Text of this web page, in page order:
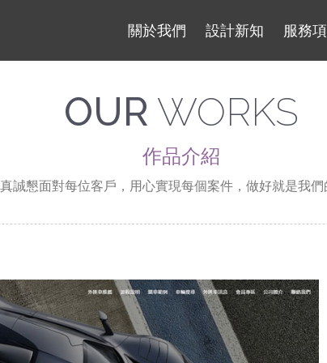
關於我們 設計新知 服務
OUR WORKS
作品介紹
誠懇面對每位客戶，用心實現每個案件，做好就是我們